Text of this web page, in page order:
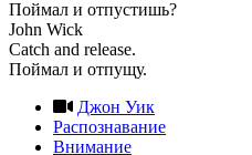
Поймал и отпустишь?
John Wick
Catch and release.
Поймал и отпущу.
Джон Уик
Распознавание
Внимание